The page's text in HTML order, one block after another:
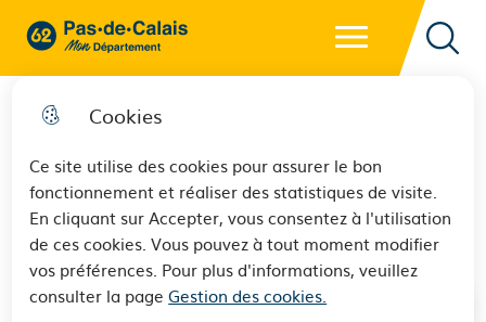
Cookies
Ce site utilise des cookies pour assurer le bon
fonctionnement et réaliser des statistiques de visite.
En cliquant sur Accepter, vous consentez à l'utilisation
de ces cookies. Vous pouvez à tout moment modifier
vos préférences. Pour plus d'informations, veuillez
consulter la pageGestion des cookies.
62 - Pas-de-Calais Mon Département - Retour à l'accueil
Les aides à domicile